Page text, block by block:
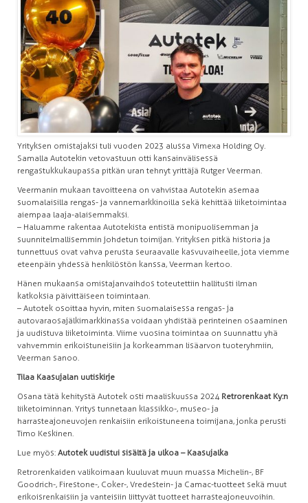
Yrityksen omistajaksi tuli vuoden 2023 alussa Vimexa Holding Oy.
Samalla Autotekin vetovastuun otti kansainvälisessä
rengastukkukaupassa pitkän uran tehnyt yrittäjä Rutger Veerman.
Veermanin mukaan tavoitteena on vahvistaa Autotekin asemaa
suomalaisilla rengas- ja vannemarkkinoilla sekä kehittää liiketoimintaa
aiempaa laaja-alaisemmaksi.
– Haluamme rakentaa Autotekista entistä monipuolisemman ja
suunnitelmallisemmin johdetun toimijan. Yrityksen pitkä historia ja
tunnettuus ovat vahva perusta seuraavalle kasvuvaiheelle, jota viemme
eteenpäin yhdessä henkilöstön kanssa, Veerman kertoo.
Hänen mukaansa omistajanvaihdos toteutettiin hallitusti ilman
katkoksia päivittäiseen toimintaan.
– Autotek osoittaa hyvin, miten suomalaisessa rengas- ja
autovaraosajälkimarkkinassa voidaan yhdistää perinteinen osaaminen
ja uudistuva liiketoiminta. Viime vuosina toimintaa on suunnattu yhä
vahvemmin erikoistuneisiin ja korkeamman lisäarvon tuoteryhmiin,
Veerman sanoo.
Tilaa Kaasujalan uutiskirje
Osana tätä kehitystä Autotek osti maaliskuussa 2024 Retrorenkaat Ky:n
liiketoiminnan. Yritys tunnetaan klassikko-, museo- ja
harrasteajoneuvojen renkaisiin erikoistuneena toimijana, jonka perusti
Timo Keskinen.
Lue myös: Autotek uudistui sisältä ja ulkoa – Kaasujalka
Retrorenkaiden valikoimaan kuuluvat muun muassa Michelin-, BF
Goodrich-, Firestone-, Coker-, Vredestein- ja Camac-tuotteet sekä muut
erikoisrenkaisiin ja vanteisiin liittyvät tuotteet harrasteajoneuvoihin.